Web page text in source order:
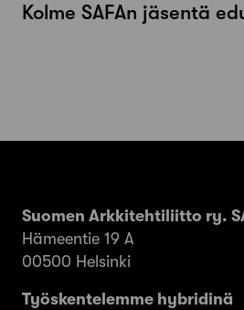
Kolme SAFAn jäsentä
Suomen Arkkitehtiliitto ry.
Hämeentie 19 A
00500 Helsinki
Työskentelemme hybridinä